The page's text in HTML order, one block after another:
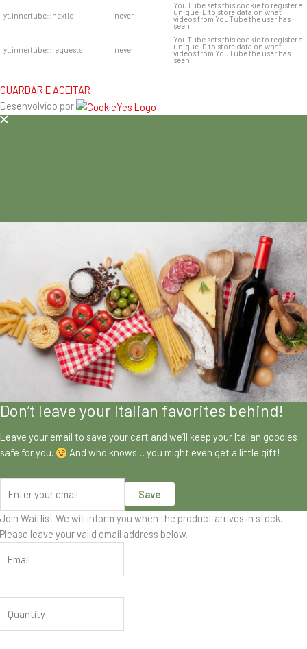
yt.innertube::nextId never
YouTube sets this cookie to register a
unique ID to store data on what
videos from YouTube the user has
seen.
yt.innertube::requests never
YouTube sets this cookie to register a
unique ID to store data on what
videos from YouTube the user has
seen.
GUARDAR E ACEITAR
Desenvolvido por
Don’t leave your Italian favorites behind!
Leave your email to save your cart and we’ll keep your Italian goodies
safe for you.
And who knows… you might even get a little gift!
Save
Join Waitlist We will inform you when the product arrives in stock.
Please leave your valid email address below.